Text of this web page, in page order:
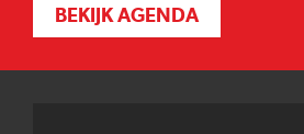
BEKIJK AGENDA